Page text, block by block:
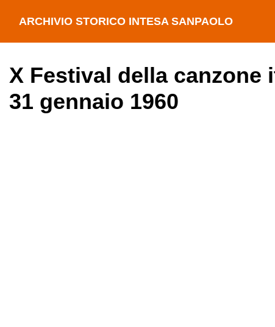
ARCHIVIO STORICO INTESA SANPAOLO
X Festival della canzone
31 gennaio 1960